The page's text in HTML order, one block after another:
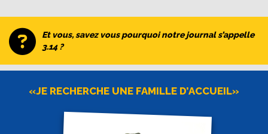
Et vous, savez vous pourquoi notre journal s’appelle
3.14 ?
«JE RECHERCHE UNE FAMILLE D’ACCUEIL»